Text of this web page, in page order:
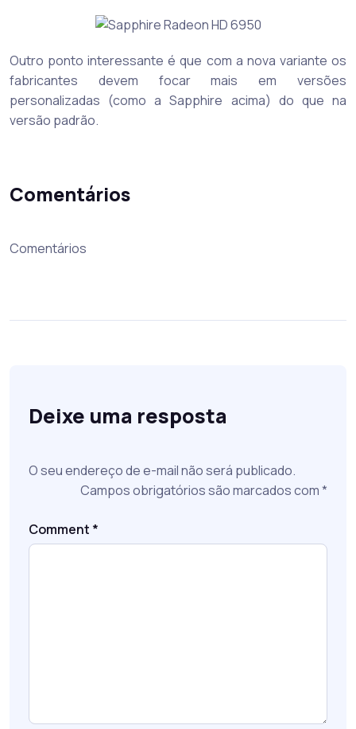
Outro ponto interessante é que com a nova variante os
fabricantes devem focar mais em versões
personalizadas (como a Sapphire acima) do que na
versão padrão.
Comentários
Comentários
Deixe uma resposta
O seu endereço de e-mail não será publicado.
Campos obrigatórios são marcados com*
Comment *